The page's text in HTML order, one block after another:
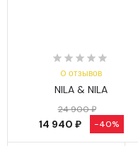
0 отзывов
NILA & NILA
24 900 ₽
14 940 ₽ -40%